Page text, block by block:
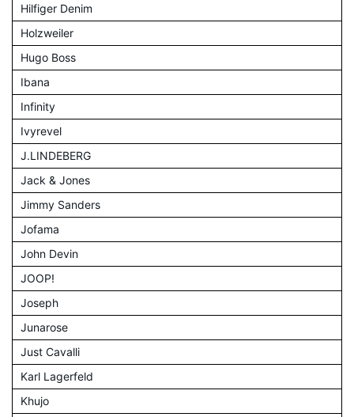
Hilfiger Denim
Holzweiler
Hugo Boss
Ibana
Infinity
Ivyrevel
J.LINDEBERG
Jack & Jones
Jimmy Sanders
Jofama
John Devin
JOOP!
Joseph
Junarose
Just Cavalli
Karl Lagerfeld
Khujo